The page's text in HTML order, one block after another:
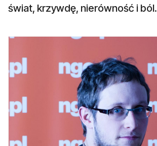
świat, krzywdę, nierówność i ból.